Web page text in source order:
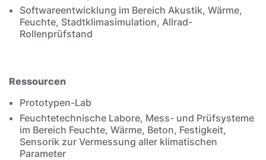
Softwareentwicklung im Bereich Akustik, Wärme,
Feuchte, Stadtklimasimulation, Allrad-
Rollenprüfstand
Ressourcen
Prototypen-Lab
Feuchtetechnische Labore, Mess- und Prüfsysteme
im Bereich Feuchte, Wärme, Beton, Festigkeit,
Sensorik zur Vermessung aller klimatischen
Parameter